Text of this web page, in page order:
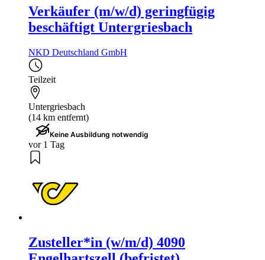
Verkäufer (m/w/d) geringfügig
beschäftigt Untergriesbach
NKD Deutschland GmbH
Teilzeit
Untergriesbach
(14 km entfernt)
Keine Ausbildung notwendig
vor 1 Tag
Zusteller*in (w/m/d) 4090